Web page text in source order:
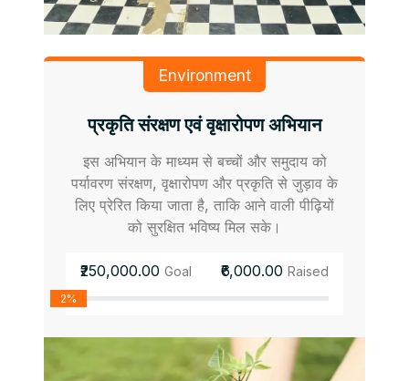
Environment
प्रकृति संरक्षण एवं वृक्षारोपण अभियान
इस अभियान के माध्यम से बच्चों और समुदाय को
पर्यावरण संरक्षण, वृक्षारोपण और प्रकृति से जुड़ाव के
लिए प्रेरित किया जाता है, ताकि आने वाली पीढ़ियों
को सुरक्षित भविष्य मिल सके।
₹250,000.00 Goal ₹6,000.00 Raised
2%